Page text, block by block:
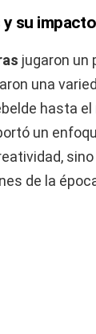
su
jugaron un
una
hasta
un
de la